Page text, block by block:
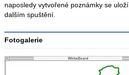
naposledy vytvořené poznámky se
dalším spuštění.
Fotogalerie